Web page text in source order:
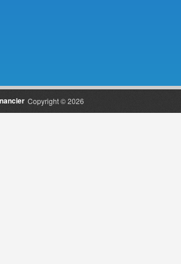
Copyright © 2026